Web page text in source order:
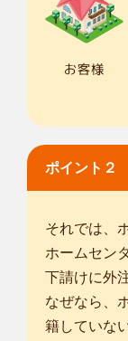
ポイント２
それでは、
ホームセン
下請けに外
なぜなら、
籍していな